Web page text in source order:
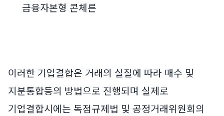
금융자본형 콘체른
이러한 기업결합은 거래의 실질에 따라 매수 및
지분통합등의 방법으로 진행되며 실제로
기업결합시에는 독점규제법 및 공정거래위원회의